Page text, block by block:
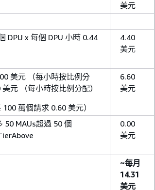
美元
DPU x 每個 DPU 小時 0.44
4.40
美元
美元 （每小時按比例分
元 （每小時按比例分配）
萬個請求 0.60 美元）
6.60
美元
50 MAUs超過 50 個
0.00
美元
~每月
14.31
美元